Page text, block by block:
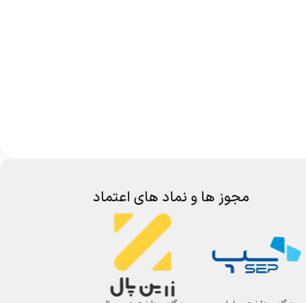
مجوز ها و نماد های اعتماد